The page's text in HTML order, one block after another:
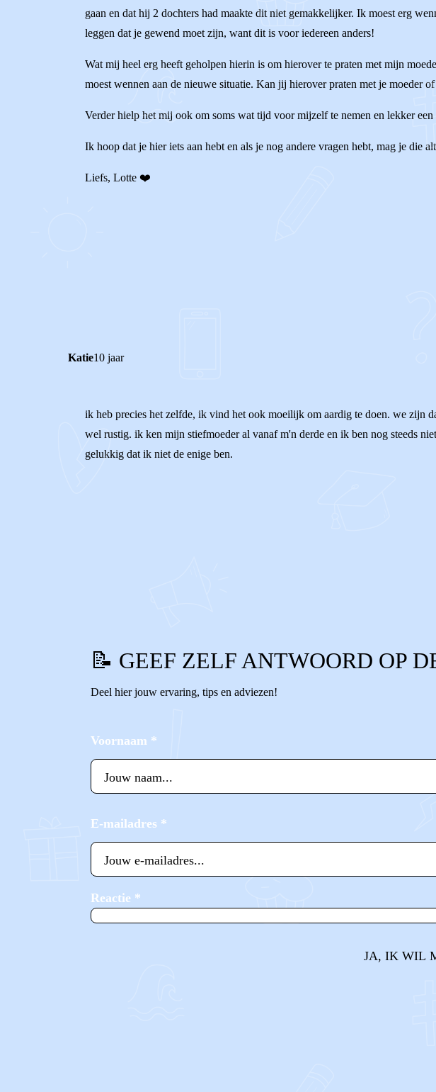
gaan en dat hij 2 dochters had maakte dit niet gemakkelijker. Ik moest erg
leggen dat je gewend moet zijn, want dit is voor iedereen anders!
Wat mij heel erg heeft geholpen hierin is om hierover te praten met mijn
moest wennen aan de nieuwe situatie. Kan jij hierover praten met je moeder
Verder hielp het mij ook om soms wat tijd voor mijzelf te nemen en lekker
Ik hoop dat je hier iets aan hebt en als je nog andere vragen hebt, mag je die
Liefs, Lotte ❤️
Katie10 jaar
ik heb precies het zelfde, ik vind het ook moeilijk om aardig te doen. we zijn
wel rustig. ik ken mijn stiefmoeder al vanaf m'n derde en ik ben nog steeds
gelukkig dat ik niet de enige ben.
📝 GEEF ZELF ANTWOORD OP
Deel hier jouw ervaring, tips en adviezen!
Voornaam *
E-mailadres *
Reactie *
JA, IK WIL